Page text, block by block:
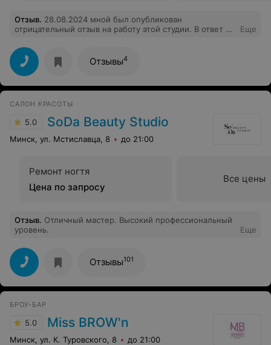
Отзыв. 28.08.2024 мной был опубликован
отрицательный отзыв на работу этой студии. В ответ на
отправлен на электронную почту. В ответе
приносились извинения за сложившуюся ситуацию,
якобы о проведенной беседе со сотрудниками и
предложена скидка 50%,выражены пожелания о
дальнейшем сотрудничестве. Однако, сегодня при
так как оказалось, что у меня нет доступа к записи. Т
.е. мне не просто нахамили, оскорбили, унизили как
могли, но и заблокировали мой номер. Невежливый,
амбициозный сотрудник рецепции позволяет себе
идти против мнения администрации, продолжая
Еще
Отзывы4
САЛОН КРАСОТЫ
5.0 SoDa Beauty Studio
Минск, ул. Мстиславца, 8 до 21:00
Ремонт ногтя
Цена по запросу
Все цены
Отзыв. Отличный мастер. Высокий профессиональный
уровень.
Еще
Отзывы101
БРОУ-БАР
5.0 Miss BROW'n
Минск, ул. К. Туровского, 8 до 21:00